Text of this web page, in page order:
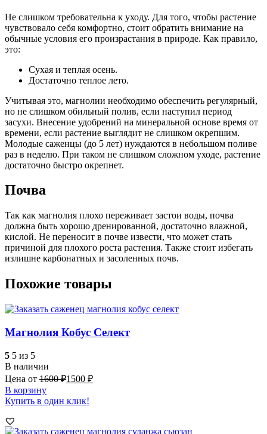
Не слишком требовательна к уходу. Для того, чтобы растение
чувствовало себя комфортно, стоит обратить внимание на
обычные условия его произрастания в природе. Как правило,
это:
Сухая и теплая осень.
Достаточно теплое лето.
Учитывая это, магнолии необходимо обеспечить регулярный,
но не слишком обильный полив, если наступил период
засухи. Внесение удобрений на минеральной основе время от
времени, если растение выглядит не слишком окрепшим.
Молодые саженцы (до 5 лет) нуждаются в небольшом поливе
раз в неделю. При таком не слишком сложном уходе, растение
достаточно быстро окрепнет.
Почва
Так как магнолия плохо переживает застои воды, почва
должна быть хорошо дренированной, достаточно влажной,
кислой. Не переносит в почве извести, что может стать
причиной для плохого роста растения. Также стоит избегать
излишне карбонатных и засоленных почв.
Похожие товары
Магнолия Кобус Селект
5 5 из 5
В наличии
Цена от 1600₽1500 ₽
В корзину
Купить в один клик!